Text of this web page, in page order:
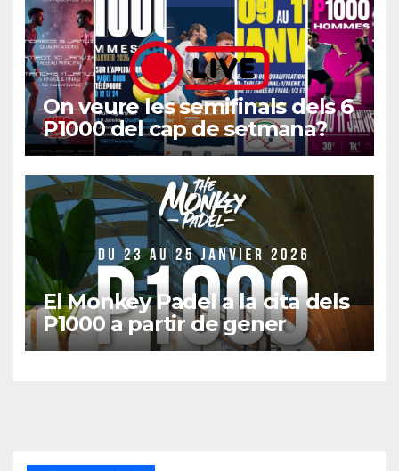
On veure les semifinals dels 6
P1000 del cap de setmana?
El Monkey Padel a la cita dels
P1000 a partir de gener